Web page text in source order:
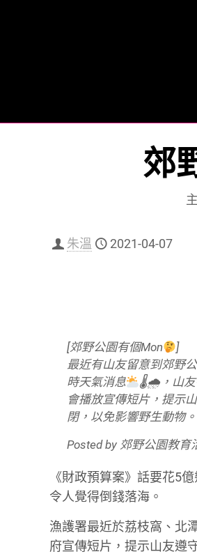
郊
朱溫 2021-04-07
[郊野公園有個Mon
]
最近有山友留意到郊野
時天氣消息
🌡🌧，山友
會播放宣傳短片，提示
閉，以免影響野生動物
Posted by 郊野公園教育
《財政預算案》話要花5
令人覺得倒錢落海。
漁護署最近於荔枝窩、北
府宣傳短片，提示山友遵